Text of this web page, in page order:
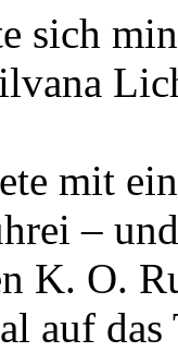
sich
mit
–
K. O.
auf das